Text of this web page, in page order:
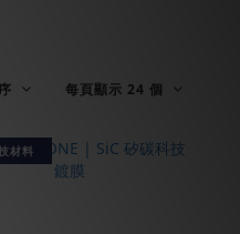
每頁顯示 24 個
材料